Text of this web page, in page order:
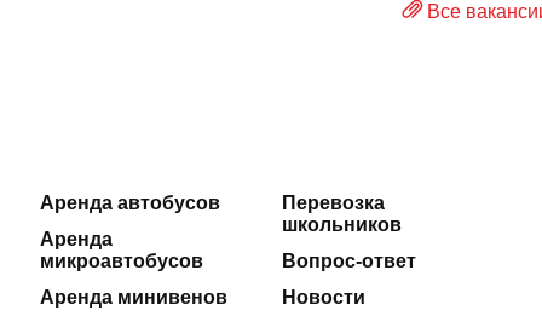
Все
Аренда автобусов
Аренда
микроавтобусов
Аренда минивенов
Перевозка
школьников
Вопрос-ответ
Новости